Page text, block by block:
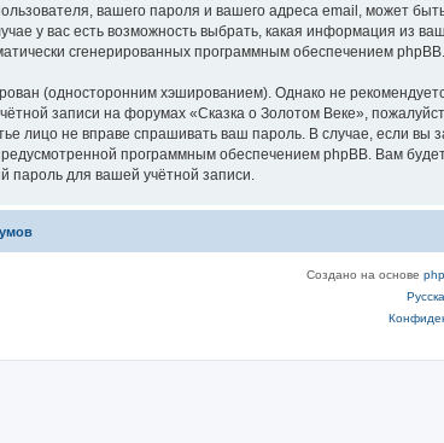
вашего пароля и вашего адреса email, может
у вас есть возможность выбрать, какая информация из
сгенерированных программным обеспечением phpBB.
(односторонним хэшированием). Однако не
записи на форумах «Сказка о Золотом Веке»,
лицо не вправе спрашивать ваш пароль. В случае, если
программным обеспечением phpBB. Вам
пароль для вашей учётной записи.
Создано на основе